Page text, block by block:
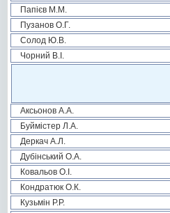
Папієв М.М.
Пузанов О.Г.
Солод Ю.В.
Чорний В.І.
Аксьонов А.А.
Буймістер Л.А.
Деркач А.Л.
Дубінський О.А.
Ковальов О.І.
Кондратюк О.К.
Кузьмін Р.Р.